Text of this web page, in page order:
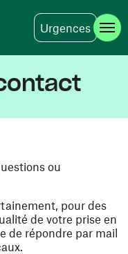
Urgences
ou
pour des
de votre prise en
de répondre par mail